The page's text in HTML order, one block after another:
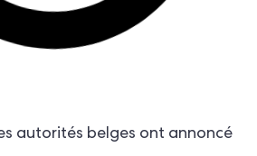
autorités belges ont annoncé